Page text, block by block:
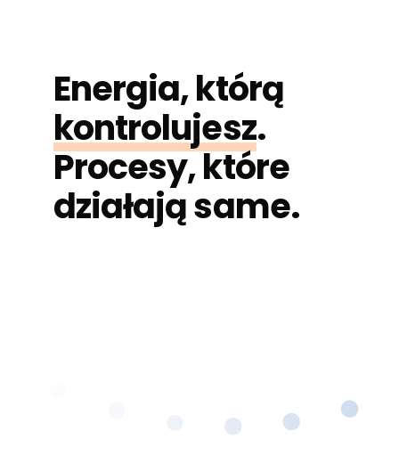
Energia, którą
kontrolujesz.
Procesy, które
działają same.